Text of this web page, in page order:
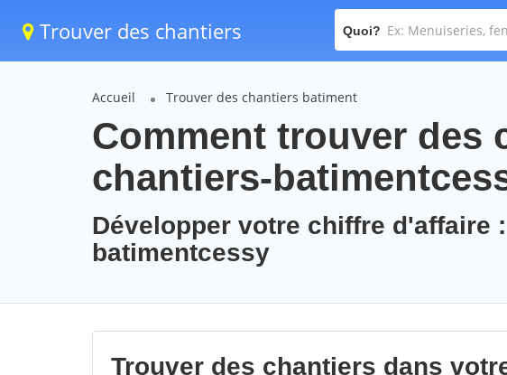
Trouver des chantiers Quoi?
Accueil Trouver des chantiers batiment
Comment trouver des
chantiers-
Développer votre chiffre d'affaire
batimentcessy
Trouver des chantiers dans